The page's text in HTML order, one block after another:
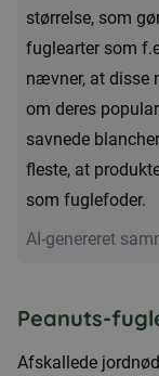
størrelse, som
fuglearter som
nævner, at disse
om deres
savnede
fleste, at
som fuglefoder.
AI-genereret
Peanuts-
Afskallede